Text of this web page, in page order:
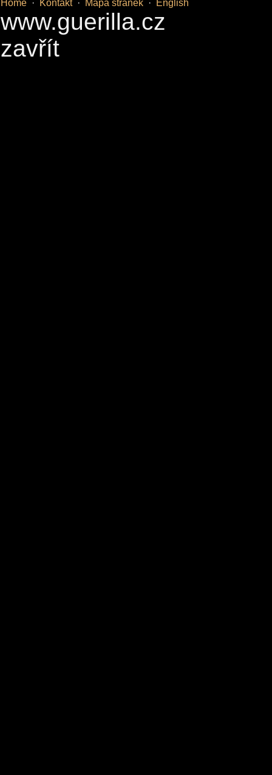
Home · Kontakt· Mapa stránek · English
www.guerilla.cz
zavřít